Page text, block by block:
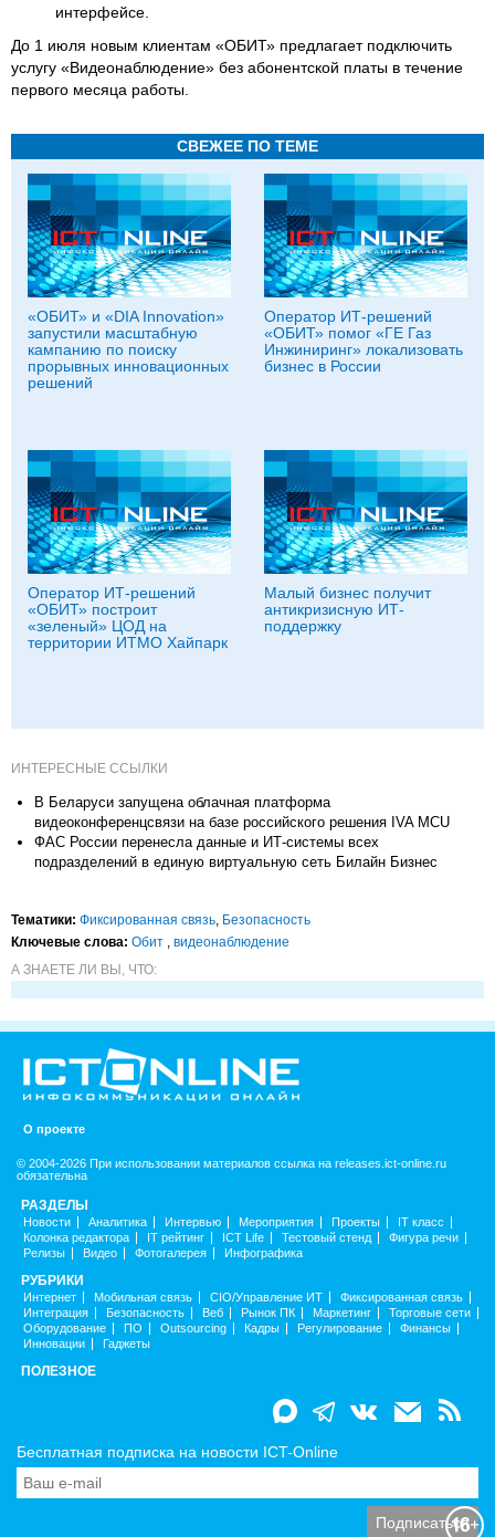
интерфейсе.
До 1 июля новым клиентам «ОБИТ» предлагает подключить
услугу «Видеонаблюдение» без абонентской платы в течение
первого месяца работы.
СВЕЖЕЕ ПО ТЕМЕ
«ОБИТ» и «DIA Innovation»
запустили масштабную
кампанию по поиску
прорывных инновационных
решений
Оператор ИТ-решений
«ОБИТ» помог «ГЕ Газ
Инжиниринг» локализовать
бизнес в России
Оператор ИТ-решений
«ОБИТ» построит
«зеленый» ЦОД на
территории ИТМО Хайпарк
Малый бизнес получит
антикризисную ИТ-
поддержку
ИНТЕРЕСНЫЕ ССЫЛКИ
В Беларуси запущена облачная платформа
видеоконференцсвязи на базе российского решения IVA MCU
ФАС России перенесла данные и ИТ-системы всех
подразделений в единую виртуальную сеть Билайн Бизнес
Тематики: Фиксированная связь, Безопасность
Ключевые слова: Обит , видеонаблюдение
А ЗНАЕТЕ ЛИ ВЫ, ЧТО:
О проекте
© 2004-2026 При использовании материалов ссылка на releases.ict-online.ru
обязательна
РАЗДЕЛЫ
Новости Аналитика Интервью Мероприятия Проекты
IT класс
Колонка редактора
IT рейтинг ICT Life Тестовый стенд
Фигура речи
Релизы
Видео Фотогалерея Инфографика
РУБРИКИ
Интернет Мобильная связь CIO/Управление ИТ
Фиксированная связь
Интеграция
Безопасность Веб Рынок ПК Маркетинг
Торговые сети
Оборудование
ПО Outsourcing Кадры Регулирование
Финансы
Инновации
Гаджеты
ПОЛЕЗНОЕ
Бесплатная подписка на новости ICT-Online